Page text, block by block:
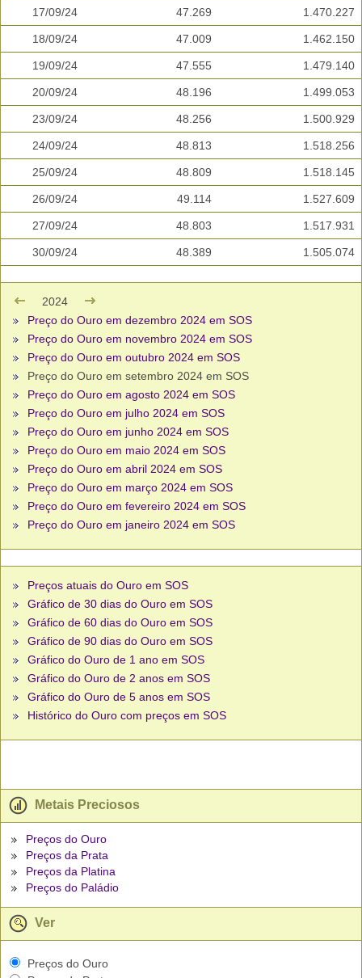
17/09/24 47.269 1.470.227
18/09/24 47.009 1.462.150
19/09/24 47.555 1.479.140
20/09/24 48.196 1.499.053
23/09/24 48.256 1.500.929
24/09/24 48.813 1.518.256
25/09/24 48.809 1.518.145
26/09/24 49.114 1.527.609
27/09/24 48.803 1.517.931
30/09/24 48.389 1.505.074
2024
Preço do Ouro em dezembro 2024 em SOS
Preço do Ouro em novembro 2024 em SOS
Preço do Ouro em outubro 2024 em SOS
Preço do Ouro em setembro 2024 em SOS
Preço do Ouro em agosto 2024 em SOS
Preço do Ouro em julho 2024 em SOS
Preço do Ouro em junho 2024 em SOS
Preço do Ouro em maio 2024 em SOS
Preço do Ouro em abril 2024 em SOS
Preço do Ouro em março 2024 em SOS
Preço do Ouro em fevereiro 2024 em SOS
Preço do Ouro em janeiro 2024 em SOS
Preços atuais do Ouro em SOS
Gráfico de 30 dias do Ouro em SOS
Gráfico de 60 dias do Ouro em SOS
Gráfico de 90 dias do Ouro em SOS
Gráfico do Ouro de 1 ano em SOS
Gráfico do Ouro de 2 anos em SOS
Gráfico do Ouro de 5 anos em SOS
Histórico do Ouro com preços em SOS
Metais Preciosos
Preços do Ouro
Preços da Prata
Preços da Platina
Preços do Paládio
Ver
Preços do Ouro